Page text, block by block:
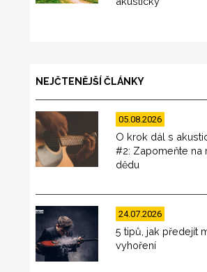
NEJČTENĚJŠÍ ČLÁNKY
05.08.2026
O krok dál s
#2: Zapomeňte na
dědu
24.07.2026
5 tipů, jak předejít
vyhoření